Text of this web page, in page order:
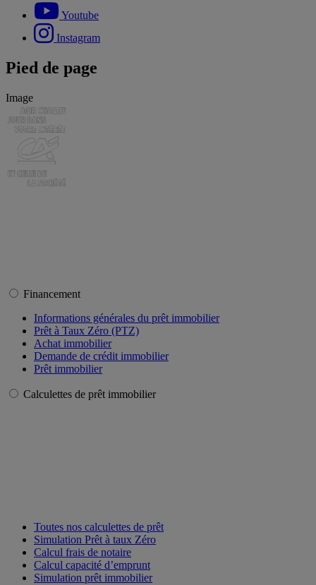
Youtube
Instagram
Pied de page
Image
Financement
Informations générales du prêt immobilier
Prêt à Taux Zéro (PTZ)
Achat immobilier
Demande de crédit immobilier
Prêt immobilier
Calculettes de prêt immobilier
Toutes nos calculettes de prêt
Simulation Prêt à taux Zéro
Calcul frais de notaire
Calcul capacité d’emprunt
Simulation prêt immobilier